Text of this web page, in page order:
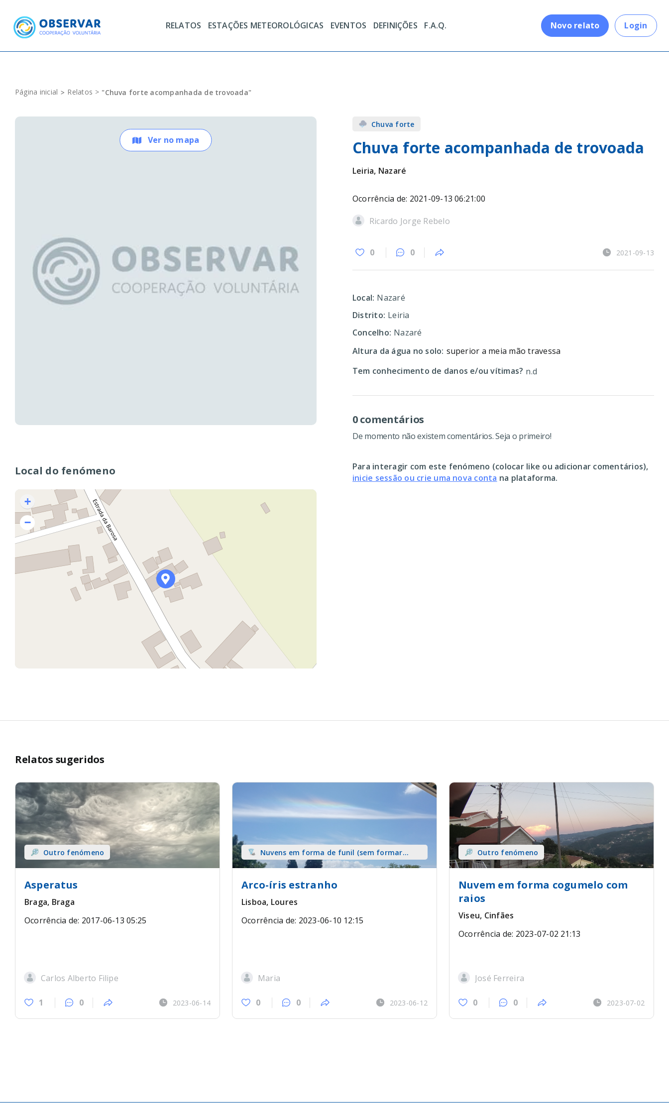
content
RELATOS ESTAÇÕES METEOROLÓGICAS EVENTOS DEFINIÇÕES F.A.Q. Novo relato Login
Página inicial Relatos "Chuva forte acompanhada de trovoada"
Ver no mapa
Local do fenómeno
+
−
Chuva forte
Chuva forte acompanhada de trovoada
Leiria, Nazaré
Ocorrência de: 2021-09-13 06:21:00
Ricardo Jorge Rebelo
0 0 2021-09-13
Local: Nazaré
Distrito: Leiria
Concelho: Nazaré
Altura da água no solo: superior a meia mão travessa
Tem conhecimento de danos e/ou vítimas? n.d
0 comentários
De momento não existem comentários. Seja o primeiro!
Para interagir com este fenómeno (colocar like ou adicionar comentários),
inicie sessão ou crie uma nova conta na plataforma.
Relatos sugeridos
Outro fenómeno
Asperatus
Braga, Braga
Ocorrência de: 2017-06-13 05:25
Carlos Alberto Filipe
1 0 2023-06-14
Nuvens em forma de funil (sem formar
tromba) sobre terra
Arco-íris estranho
Lisboa, Loures
Ocorrência de: 2023-06-10 12:15
Maria
0 0 2023-06-12
Outro fenómeno
Nuvem em forma cogumelo com
raios
Viseu, Cinfães
Ocorrência de: 2023-07-02 21:13
José Ferreira
0 0 2023-07-02